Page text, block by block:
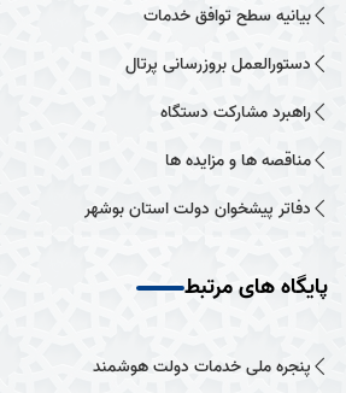
بیانیه سطح توافق خدمات
دستورالعمل بروزرسانی پرتال
راهبرد مشارکت دستگاه
مناقصه ها و مزایده ها
دفاتر پیشخوان دولت استان بوشهر
پایگاه های مرتبط
پنجره ملی خدمات دولت هوشمند